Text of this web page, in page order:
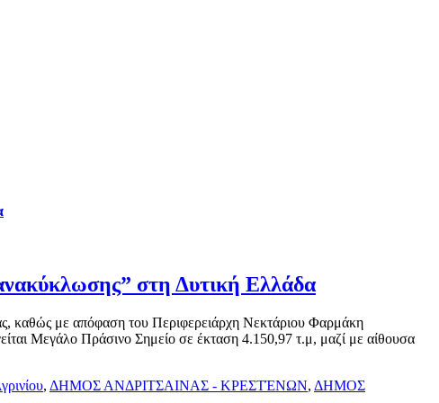
στη Δυτική Ελλάδα
καθώς με απόφαση του Περιφερειάρχη Νεκτάριου Φαρμάκη
Μεγάλο Πράσινο Σημείο σε έκταση 4.150,97 τ.μ, μαζί με αίθουσα
, ΔΗΜΟΣ ΑΝΔΡΙΤΣΑΙΝΑΣ - ΚΡΕΣΤΈΝΩΝ, ΔΗΜΟΣ